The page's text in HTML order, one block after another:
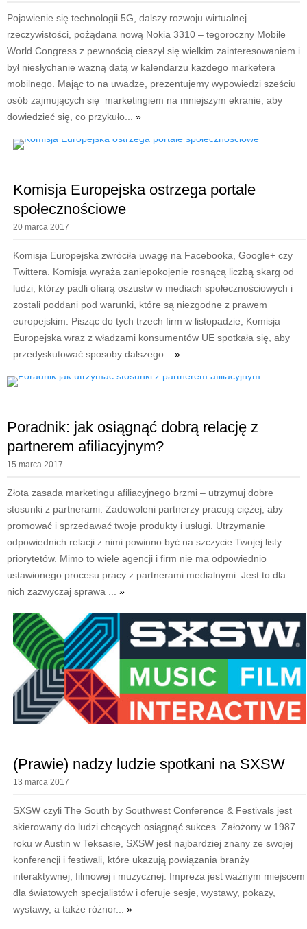
Pojawienie się technologii 5G, dalszy rozwoju wirtualnej
rzeczywistości, pożądana nową Nokia 3310 – tegoroczny Mobile
World Congress z pewnością cieszył się wielkim zainteresowaniem i
był niesłychanie ważną datą w kalendarzu każdego marketera
mobilnego. Mając to na uwadze, prezentujemy wypowiedzi sześciu
osób zajmujących się marketingiem na mniejszym ekranie, aby
dowiedzieć się, co przykuło... »
Komisja Europejska ostrzega portale
społecznościowe
20 marca 2017
Komisja Europejska zwróciła uwagę na Facebooka, Google+ czy
Twittera. Komisja wyraża zaniepokojenie rosnącą liczbą skarg od
ludzi, którzy padli ofiarą oszustw w mediach społecznościowych i
zostali poddani pod warunki, które są niezgodne z prawem
europejskim. Pisząc do tych trzech firm w listopadzie, Komisja
Europejska wraz z władzami konsumentów UE spotkała się, aby
przedyskutować sposoby dalszego... »
Poradnik: jak osiągnąć dobrą relację z
partnerem afiliacyjnym?
15 marca 2017
Złota zasada marketingu afiliacyjnego brzmi – utrzymuj dobre
stosunki z partnerami. Zadowoleni partnerzy pracują ciężej, aby
promować i sprzedawać twoje produkty i usługi. Utrzymanie
odpowiednich relacji z nimi powinno być na szczycie Twojej listy
priorytetów. Mimo to wiele agencji i firm nie ma odpowiednio
ustawionego procesu pracy z partnerami medialnymi. Jest to dla
nich zazwyczaj sprawa ... »
(Prawie) nadzy ludzie spotkani na SXSW
13 marca 2017
SXSW czyli The South by Southwest Conference & Festivals jest
skierowany do ludzi chcących osiągnąć sukces. Założony w 1987
roku w Austin w Teksasie, SXSW jest najbardziej znany ze swojej
konferencji i festiwali, które ukazują powiązania branży
interaktywnej, filmowej i muzycznej. Impreza jest ważnym miejscem
dla światowych specjalistów i oferuje sesje, wystawy, pokazy,
wystawy, a także różnor... »